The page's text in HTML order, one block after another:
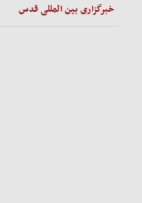
خبرگزاری بین المللی قدس